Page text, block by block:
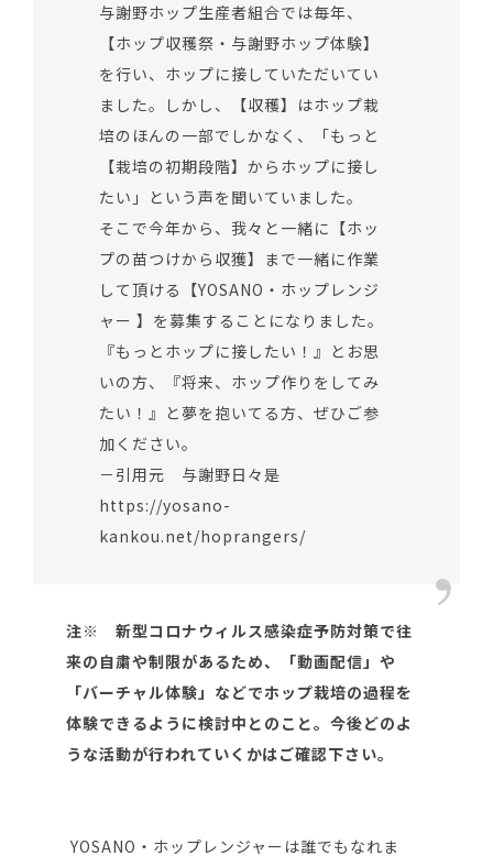
与謝野ホップ生産者組合では毎年、
【ホップ収穫祭・与謝野ホップ体験】
を行い、ホップに接していただいてい
ました。しかし、【収穫】はホップ栽
培のほんの一部でしかなく、「もっと
【栽培の初期段階】からホップに接し
たい」という声を聞いていました。
そこで今年から、我々と一緒に【ホッ
プの苗つけから収獲】まで一緒に作業
して頂ける【YOSANO・ホップレンジ
ャー 】を募集することになりました。
『もっとホップに接したい！』とお思
いの方、『将来、ホップ作りをしてみ
たい！』と夢を抱いてる方、ぜひご参
加ください。
－引用元 与謝野日々是
https://yosano-
kankou.net/hoprangers/
注※ 新型コロナウィルス感染症予防対策で往
来の自粛や制限があるため、「動画配信」や
「バーチャル体験」などでホップ栽培の過程を
体験できるように検討中とのこと。今後どのよ
うな活動が行われていくかはご確認下さい。
YOSANO・ホップレンジャーは誰でもなれま